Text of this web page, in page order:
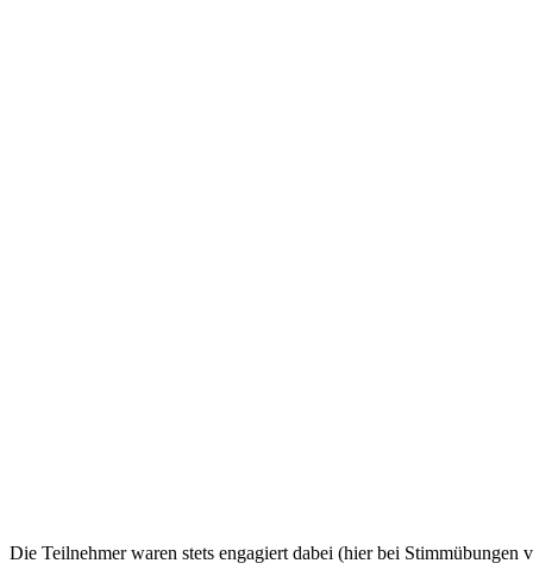
Die Teilnehmer waren stets engagiert dabei (hier bei Stimmübungen